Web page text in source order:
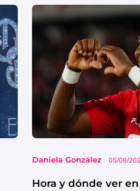
Daniela González 05/08/
Hora y dónde ver en